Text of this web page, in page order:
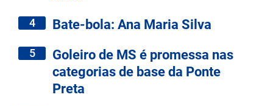
4 Bate-bola: Ana Maria Silva
5
Goleiro de MS é promessa nas
categorias de base da Ponte
Preta